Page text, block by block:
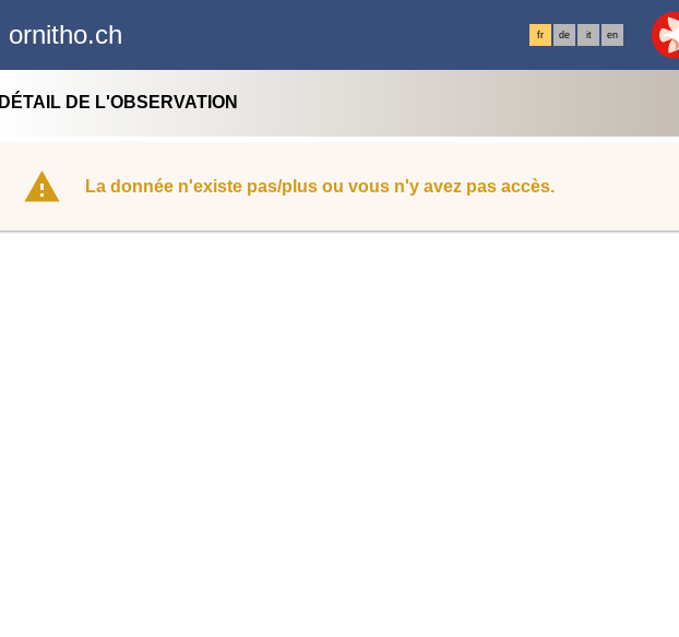
ornitho.ch fr de it en
DÉTAIL DE L'OBSERVATION
La donnée n'existe pas/plus ou vous n'y avez pas accès.